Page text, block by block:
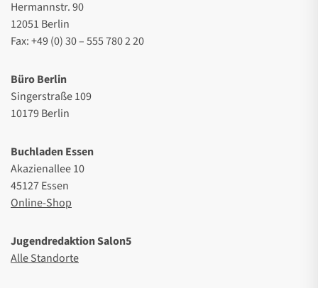
Hermannstr. 90
12051 Berlin
Fax: +49 (0) 30 – 555 780 2 20
Büro Berlin
Singerstraße 109
10179 Berlin
Buchladen Essen
Akazienallee 10
45127 Essen
Online-Shop
Jugendredaktion Salon5
Alle Standorte